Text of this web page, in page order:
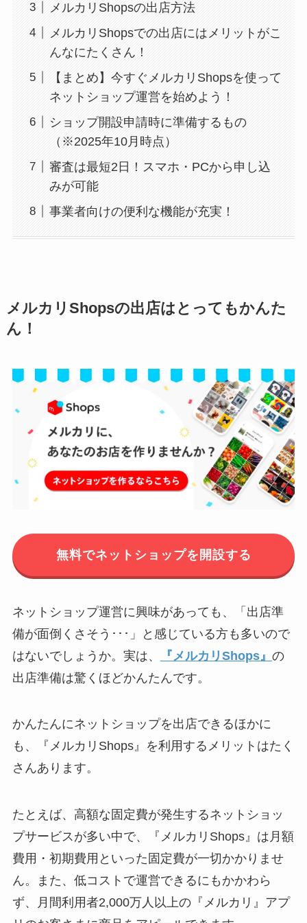
メルカリShopsの出店方法
メルカリShopsでの出店にはメリットがこ
んなにたくさん！
【まとめ】今すぐメルカリShopsを使って
ネットショップ運営を始めよう！
ショップ開設申請時に準備するもの
（※2025年10月時点）
審査は最短2日！スマホ・PCから申し込
みが可能
事業者向けの便利な機能が充実！
メルカリShopsの出店はとってもかんた
ん！
無料でネットショップを開設する
ネットショップ運営に興味があっても、「出店準
備が面倒くさそう･･･」と感じている方も多いので
はないでしょうか。実は、
『メルカリShops』 の
出店準備は驚くほどかんたんです。
かんたんにネットショップを出店できるほかに
も、『メルカリShops』を利用するメリットはたく
さんあります。
たとえば、高額な固定費が発生するネットショッ
プサービスが多い中で、『メルカリShops』は月額
費用・初期費用といった固定費が一切かかりませ
ん。また、低コストで運営できるにもかかわら
ず、月間利用者2,000万人以上の『メルカリ』アプ